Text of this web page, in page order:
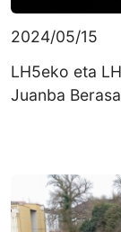
2024/05/15
LH5eko eta
Juanba